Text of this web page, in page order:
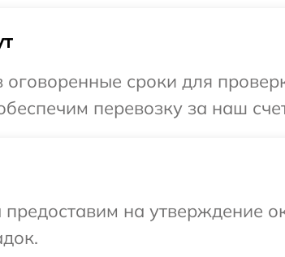
сроки для
перевозку за наш
на утверждение